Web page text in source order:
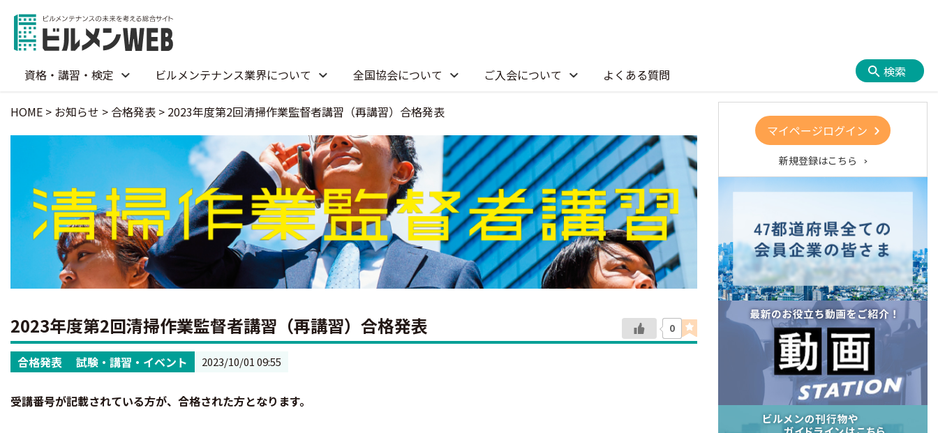
資格・講習・検定 ビルメンテナンス業界について 全国協会について ご入会について よくある質問 検索
HOME > お知らせ > 合格発表 > 2023年度第2回清掃作業監督者講習（再講習）合格発表
2023年度第2回清掃作業監督者講習（再講習）合格発表 0
合格発表 試験・講習・イベント 2023/10/01 09:55
受講番号が記載されている方が、合格された方となります。
マイページログイン
新規登録はこちら